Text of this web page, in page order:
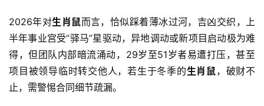
2026年对生肖鼠而言，恰似踩着薄冰过河，吉凶交织，上
半年事业宫受“驿马”星驱动，异地调动或新项目启动极为难
得，但团队内部暗流涌动，29岁至51岁者易遭打压，甚至
项目被领导临时转交他人，若生于冬季的生肖鼠，破财不
止，需警惕合同细节疏漏。